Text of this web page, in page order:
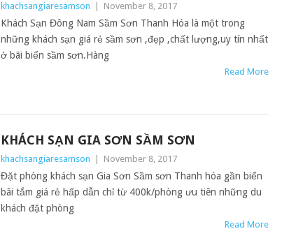
khachsangiaresamson November 8, 2017
Khách Sạn Đông Nam Sầm Sơn Thanh Hóa là một trong
những khách sạn giá rẻ sầm sơn ,đẹp ,chất lượng,uy tín nhất
ở bãi biển sầm sơn.Hàng
Read More
KHÁCH SẠN GIA SƠN SẦM SƠN
khachsangiaresamson November 8, 2017
Đặt phòng khách sạn Gia Sơn Sầm sơn Thanh hóa gần biển
bãi tắm giá rẻ hấp dẫn chỉ từ 400k/phòng ưu tiên những du
khách đặt phòng
Read More